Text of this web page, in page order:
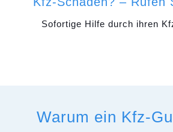
Sofortige Hilfe durch ihren
Warum ein Kfz-